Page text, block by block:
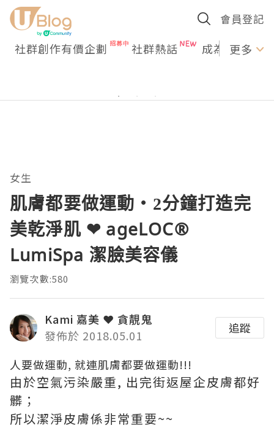
會員登記
社群創作有價企劃 社群熱話 成為U更多
女生
肌膚都要做運動‧2分鐘打造完
美乾淨肌 ❤ ageLOC®
LumiSpa 潔臉美容儀
瀏覽次數:580
Kami 嘉美 ❤ 貪靚鬼
發佈於 2018.05.01
追蹤
人要做運動, 就連肌膚都要做運動!!!
由於空氣污染嚴重, 出完街返屋企皮膚都好
髒；
所以潔淨皮膚係非常重要~~